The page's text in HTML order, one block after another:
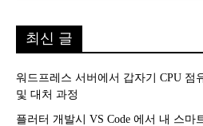
최신 글
워드프레스 서버에서 갑자기 CPU 점
및 대처 과정
플러터 개발시 VS Code 에서 내 스마